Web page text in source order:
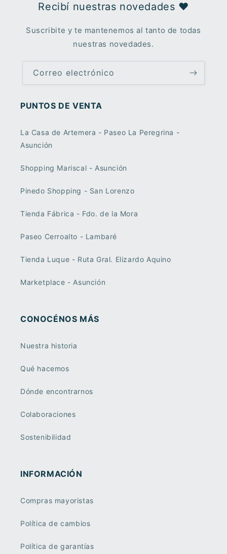
Recibí nuestras novedades ♥︎
Suscribite y te mantenemos al tanto de todas
nuestras novedades.
Correo electrónico
PUNTOS DE VENTA
La Casa de Artemera - Paseo La Peregrina -
Asunción
Shopping Mariscal - Asunción
Pinedo Shopping - San Lorenzo
Tienda Fábrica - Fdo. de la Mora
Paseo Cerroalto - Lambaré
Tienda Luque - Ruta Gral. Elizardo Aquino
Marketplace - Asunción
CONOCÉNOS MÁS
Nuestra historia
Qué hacemos
Dónde encontrarnos
Colaboraciones
Sostenibilidad
INFORMACIÓN
Compras mayoristas
Política de cambios
Política de garantías